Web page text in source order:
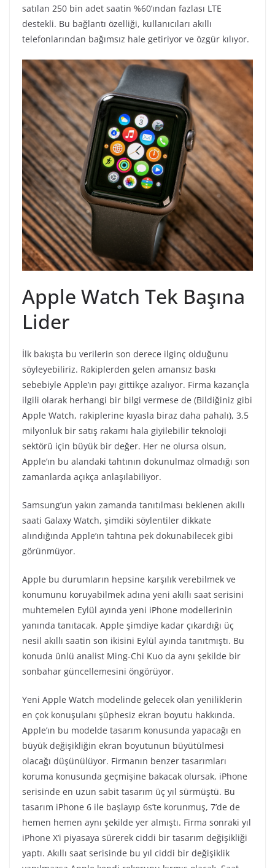
satılan 250 bin adet saatin %60’ından fazlası LTE
destekli. Bu bağlantı özelliği, kullanıcıları akıllı
telefonlarından bağımsız hale getiriyor ve özgür kılıyor.
Apple Watch Tek Başına
Lider
İlk bakışta bu verilerin son derece ilginç olduğunu
söyleyebiliriz. Rakiplerden gelen amansız baskı
sebebiyle Apple’ın payı gittikçe azalıyor. Firma kazançla
ilgili olarak herhangi bir bilgi vermese de (Bildiğiniz gibi
Apple Watch, rakiplerine kıyasla biraz daha pahalı), 3,5
milyonluk bir satış rakamı hala giyilebilir teknoloji
sektörü için büyük bir değer. Her ne olursa olsun,
Apple’ın bu alandaki tahtının dokunulmaz olmadığı son
zamanlarda açıkça anlaşılabiliyor.
Samsung’un yakın zamanda tanıtılması beklenen akıllı
saati Galaxy Watch, şimdiki söylentiler dikkate
alındığında Apple’ın tahtına pek dokunabilecek gibi
görünmüyor.
Apple bu durumların hepsine karşılık verebilmek ve
konumunu koruyabilmek adına yeni akıllı saat serisini
muhtemelen Eylül ayında yeni iPhone modellerinin
yanında tanıtacak. Apple şimdiye kadar çıkardığı üç
nesil akıllı saatin son ikisini Eylül ayında tanıtmıştı. Bu
konuda ünlü analist Ming-Chi Kuo da aynı şekilde bir
sonbahar güncellemesini öngörüyor.
Yeni Apple Watch modelinde gelecek olan yeniliklerin
en çok konuşulanı şüphesiz ekran boyutu hakkında.
Apple’ın bu modelde tasarım konusunda yapacağı en
büyük değişikliğin ekran boyutunun büyütülmesi
olacağı düşünülüyor. Firmanın benzer tasarımları
koruma konusunda geçmişine bakacak olursak, iPhone
serisinde en uzun sabit tasarım üç yıl sürmüştü. Bu
tasarım iPhone 6 ile başlayıp 6s’te korunmuş, 7’de de
hemen hemen aynı şekilde yer almıştı. Firma sonraki yıl
iPhone X’i piyasaya sürerek ciddi bir tasarım değişikliği
yaptı. Akıllı saat serisinde bu yıl ciddi bir değişiklik